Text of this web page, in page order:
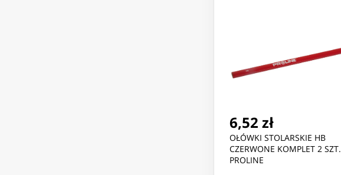
6,52 zł
OŁÓWKI STOLARSKIE HB
CZERWONE KOMPLET 2 SZT.
PROLINE